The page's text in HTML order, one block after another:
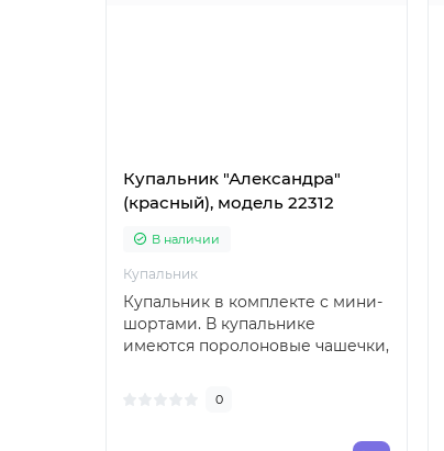
Купальник "Александра"
(красный), модель 22312
В наличии
Купальник
Купальник в комплекте с мини-
шортами. В купальнике
имеются поролоновые чашечки,
0